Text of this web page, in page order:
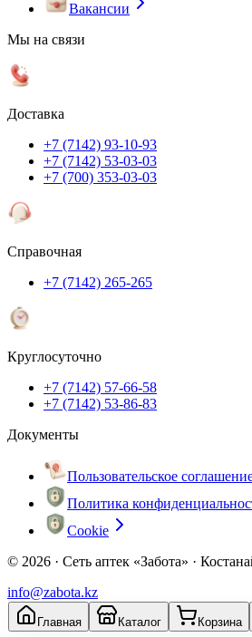
Вакансии
Мы на связи
Доставка
+7 (7142) 93-10-93
+7 (7142) 53-03-03
+7 (700) 353-03-03
Справочная
+7 (7142) 265-265
Круглосуточно
+7 (7142) 57-66-58
+7 (7142) 53-86-83
Документы
Пользовательское
Политика
Cookie
© 2026 · Сеть аптек «Забота» ·
info@zabota.kz
Главная Каталог Корзина